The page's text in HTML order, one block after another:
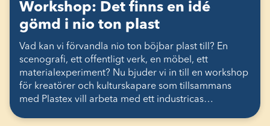
Workshop: Det finns en idé
gömd i nio ton plast
Vad kan vi förvandla nio ton böjbar plast till? En
scenografi, ett offentligt verk, en möbel, ett
materialexperiment? Nu bjuder vi in till en workshop
för kreatörer och kulturskapare som tillsammans
med Plastex vill arbeta med ett industricas…